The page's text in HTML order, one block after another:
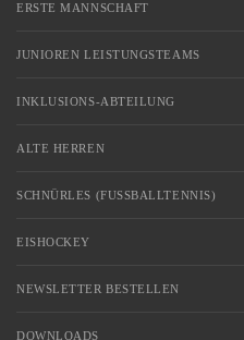
ERSTE MANNSCHAFT
JUNIOREN LEISTUNGSTEAMS
INKLUSIONS-ABTEILUNG
ALTE HERREN
SCHNÜRLES (FUSSBALLTENNIS)
EISHOCKEY
NEWSLETTER BESTELLEN
DOWNLOADS